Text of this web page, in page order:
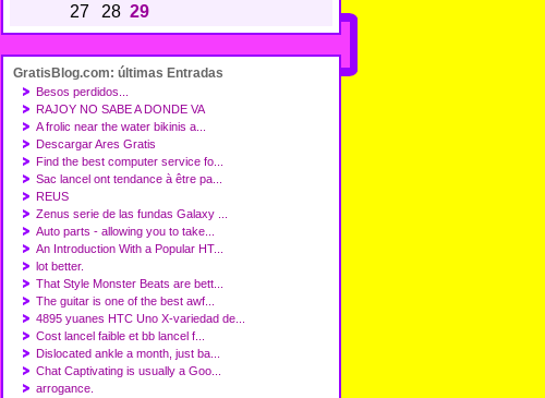
27
28 29
GratisBlog.com: últimas Entradas
Besos perdidos...
RAJOY NO SABE A DONDE VA
A frolic near the water bikinis a...
Descargar Ares Gratis
Find the best computer service fo...
Sac lancel ont tendance à être pa...
REUS
Zenus serie de las fundas Galaxy ...
Auto parts - allowing you to take...
An Introduction With a Popular HT...
lot better.
That Style Monster Beats are bett...
The guitar is one of the best awf...
4895 yuanes HTC Uno X-variedad de...
Cost lancel faible et bb lancel f...
Dislocated ankle a month, just ba...
Chat Captivating is usually a Goo...
arrogance.